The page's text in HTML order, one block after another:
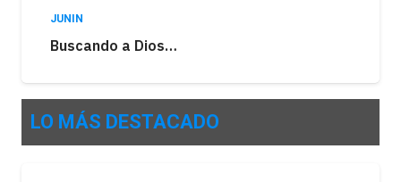
JUNIN
Buscando a Dios…
LO MÁS DESTACADO